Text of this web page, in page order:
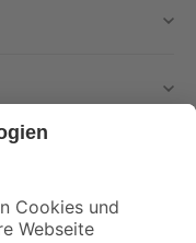
mehr verpassen!